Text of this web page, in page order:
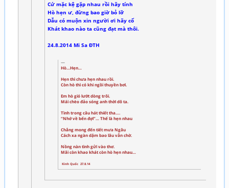
Cứ mặc kệ gặp nhau rồi hãy tính
Hò hẹn ư, đừng bao giờ bỏ lỡ
Dẫu có muộn xin người ơi hãy cố
Khát khao nào ta cũng đạt mà thôi.
24.8.2014 Mi Sa ĐTH
Hò…Hẹn…
Hẹn thì chưa hẹn nhau rồi.
Còn hò thì có khi ngồi thuyền bơi.
Em hò gió lướt dòng trôi.
Mái chèo đảo sóng anh thời dô ta.
Tình trong câu hát thiết tha….
“Nhớ về bến đợi”… Thế là hẹn nhau
Chẳng mong đến tiết mưa Ngâu
Cách xa ngàn dặm bao lâu vẫn chờ.
Nồng nàn tình gửi vào thơ.
Mãi còn khao khát còn hò hẹn nhau…
Kinh Quốc 27.8.14